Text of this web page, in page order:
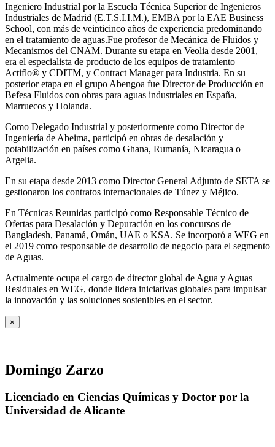
Ingeniero Industrial por la Escuela Técnica Superior de Ingenieros
Industriales de Madrid (E.T.S.I.I.M.), EMBA por la EAE Business
School, con más de veinticinco años de experiencia predominando
en el tratamiento de aguas.Fue profesor de Mecánica de Fluidos y
Mecanismos del CNAM. Durante su etapa en Veolia desde 2001,
era el especialista de producto de los equipos de tratamiento
Actiflo® y CDITM, y Contract Manager para Industria. En su
posterior etapa en el grupo Abengoa fue Director de Producción en
Befesa Fluidos con obras para aguas industriales en España,
Marruecos y Holanda.
Como Delegado Industrial y posteriormente como Director de
Ingeniería de Abeima, participó en obras de desalación y
potabilización en países como Ghana, Rumanía, Nicaragua o
Argelia.
En su etapa desde 2013 como Director General Adjunto de SETA se
gestionaron los contratos internacionales de Túnez y Méjico.
En Técnicas Reunidas participó como Responsable Técnico de
Ofertas para Desalación y Depuración en los concursos de
Bangladesh, Panamá, Omán, UAE o KSA. Se incorporó a WEG en
el 2019 como responsable de desarrollo de negocio para el segmento
de Aguas.
Actualmente ocupa el cargo de director global de Agua y Aguas
Residuales en WEG, donde lidera iniciativas globales para impulsar
la innovación y las soluciones sostenibles en el sector.
×
Domingo Zarzo
Licenciado en Ciencias Químicas y Doctor por la
Universidad de Alicante